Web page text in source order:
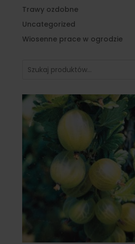
Trawy ozdobne
Uncategorized
Wiosenne prace w ogrodzie